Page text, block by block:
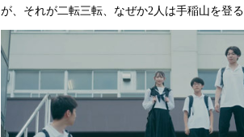
が、それが二転三転、なぜか2人は手稲山を登